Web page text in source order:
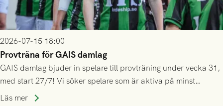
2026-07-15 18:00
Provträna för GAIS damlag
GAIS damlag bjuder in spelare till provträning under vecka 31,
med start 27/7! Vi söker spelare som är aktiva på minst
division 3-nivå.
Läs mer